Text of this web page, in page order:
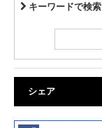
キーワードで検索
シェア